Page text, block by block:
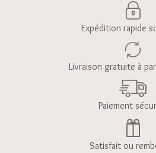
Expédition rapide
Livraison gratuite à
Paiement
Satisfait ou